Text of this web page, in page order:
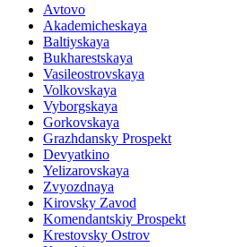
Avtovo
Akademicheskaya
Baltiyskaya
Bukharestskaya
Vasileostrovskaya
Volkovskaya
Vyborgskaya
Gorkovskaya
Grazhdansky Prospekt
Devyatkino
Yelizarovskaya
Zvyozdnaya
Kirovsky Zavod
Komendantskiy Prospekt
Krestovsky Ostrov